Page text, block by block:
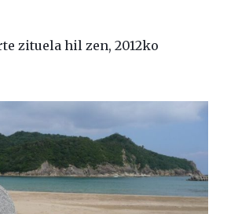
zituela hil zen, 2012ko